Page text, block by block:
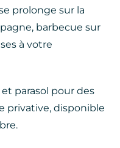
prolonge sur la
barbecue sur
à votre
parasol pour des
privative, disponible